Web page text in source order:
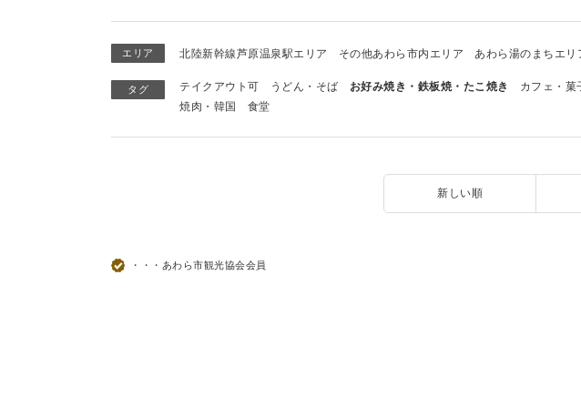
エリア 北陸新幹線芦原温泉駅エリア その他あわら市内エリア あわら湯のまちエリ
タグ テイクアウト可 うどん・そば お好み焼き・鉄板焼・たこ焼き カフェ・菓
焼肉・韓国
食堂
新しい順
・・・あわら市観光協会会員